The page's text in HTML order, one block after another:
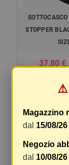
STOPPER
37,80 €
-10%
⚠️
Magazzino
dal 15/08/26
Negozio
dal 10/08/26